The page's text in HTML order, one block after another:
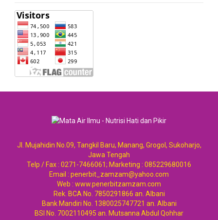
Jl. Mujahidin No.09, Tangkil Baru, Manang, Grogol, Sukoharjo,
Jawa Tengah
Telp / Fax : 0271-7466061; Marketing : 085229680016
Email : penerbit_zamzam@yahoo.com
Web : www.penerbitzamzam.com
Rek. BCA No. 7850291866 an. Albani
Bank Mandiri No. 1380025747721 an. Albani
BSI No. 7002110495 an. Mutsanna Abdul Qohhar